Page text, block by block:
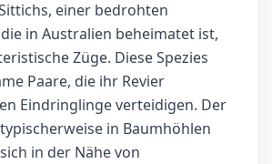
einer bedrohten
in Australien beheimatet ist,
Züge. Diese Spezies
Paare, die ihr Revier
Eindringlinge verteidigen. Der
in Baumhöhlen
in der Nähe von